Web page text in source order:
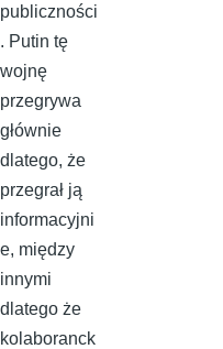
publiczności
. Putin tę
wojnę
przegrywa
głównie
dlatego, że
przegrał ją
informacyjni
e, między
innymi
dlatego że
kolaboranck